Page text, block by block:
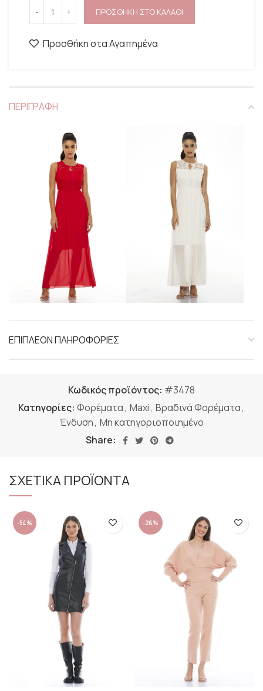
ΠΡΟΣΘΗΚΗ ΣΤΟ ΚΑΛΑΘΙ
Προσθήκη στα Αγαπημένα
ΠΕΡΙΓΡΑΦΗ
ΕΠΙΠΛΕΟΝ ΠΛΗΡΟΦΟΡΙΕΣ
Κωδικός προϊόντος: #3478
Κατηγορίες: Φορέματα, Maxi, Βραδινά Φορέματα,
Ένδυση, Μη κατηγοριοποιημένο
Share:
ΣΧΕΤΙΚΑ ΠΡΟΪΟΝΤΑ
-54% -26%